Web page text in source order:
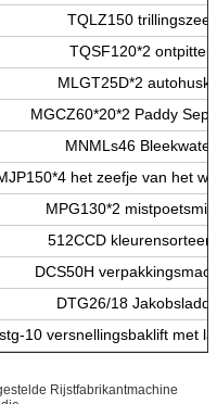
TQLZ150 trillingszeef
TQSF120*2 ontpitter
MLGT25D*2
MGCZ60*20*2 Paddy
MNMLs46 Bleekwater
het zeefje van het
MPG130*2
512CCD
DCS50H
DTG26/18
10 versnellingsbaklift met
Rijstfabrikantmachine